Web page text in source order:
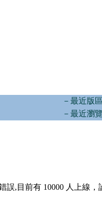
－最近版
－最近瀏
誤,目前有 10000 人上線